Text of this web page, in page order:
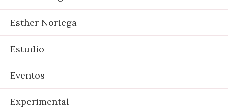
Esther Noriega
Estudio
Eventos
Experimental